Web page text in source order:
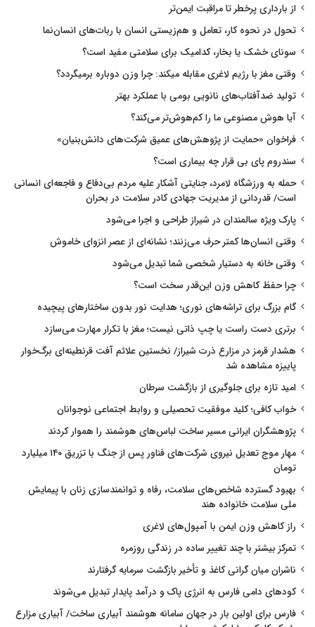
از بارداری پرخطر تا مراقبت ایمن‌تر
تحول در نحوه کار، تعامل و هم‌زیستی انسان با ربات‌های انسان‌نما
سونای خشک یا بخار، کدامیک برای سلامتی مفید است؟
وقتی مغز با رژیم لاغری مقابله میکند: چرا وزن دوباره برمیگردد؟
تولید ضدآفتاب‌های نانویی بومی با عملکرد بهتر
آیا هوش مصنوعی ما را کم‌هوش‌تر می‌کند؟
فراخوان «حمایت از پژوهش‌های عمیق شرکت‌های دانش‌بنیان»
سندروم پای بی قرار چه بیماری است؟
حمله به ورزشگاه لامرد، جنایتی آشکار علیه مردم بی‌دفاع و فاجعه‌ای انسانی
است/ قدردانی از مدیریت جهادی کادر سلامت در بحران
پارک ویژه سالمندان در شیراز طراحی و اجرا می‌شود
وقتی انسان‌ها کمتر حرف می‌زنند؛ نشانه‌ای از عصر انزوای خاموش
وقتی خانه به دستیار شخصی شما تبدیل می‌شود
چرا حفظ کاهش وزن این‌قدر سخت است؟
گام بزرگ برای تراشه‌های نوری؛ هدایت نور بدون ساختارهای پیچیده
برتری دست راست یا چپ ذاتی نیست؛ مغز با تکرار مهارت می‌سازد
هشدار قرمز در مزارع ذرت شیراز/ نخستین علائم آفت قرنطینه‌ای برگ‌خوار
پاییزه مشاهده شد
امید تازه برای جلوگیری از بازگشت سرطان
خواب کافی؛ کلید موفقیت تحصیلی و روابط اجتماعی نوجوانان
پژوهشگران ایرانی مسیر ساخت لباس‌های هوشمند را هموار کردند
مهار موج تعدیل نیروی شرکت‌های فناور پس از جنگ با تزریق ۱۴۰ میلیارد
تومان
بهبود گسترده شاخص‌های سلامت، رفاه و توانمندسازی زنان با پیمایش
ملی سلامت خانواده هند
راز کاهش وزن ایمن با آمپول‌های لاغری
تمرکز بیشتر با چند تغییر ساده در زندگی روزمره
ناشران میان گرانی کاغذ و تأخیر بازگشت سرمایه گرفتارند
کودهای دامی فارس به انرژی پاک و درآمد پایدار تبدیل می‌شوند
فارس برای اولین بار در جهان سامانه هوشمند آبیاری ساخت/ آبیاری مزارع